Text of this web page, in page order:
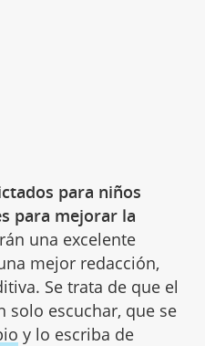
para niños
para mejorar la
una excelente
mejor redacción,
Se trata de que el
solo escuchar, que se
y lo escriba de